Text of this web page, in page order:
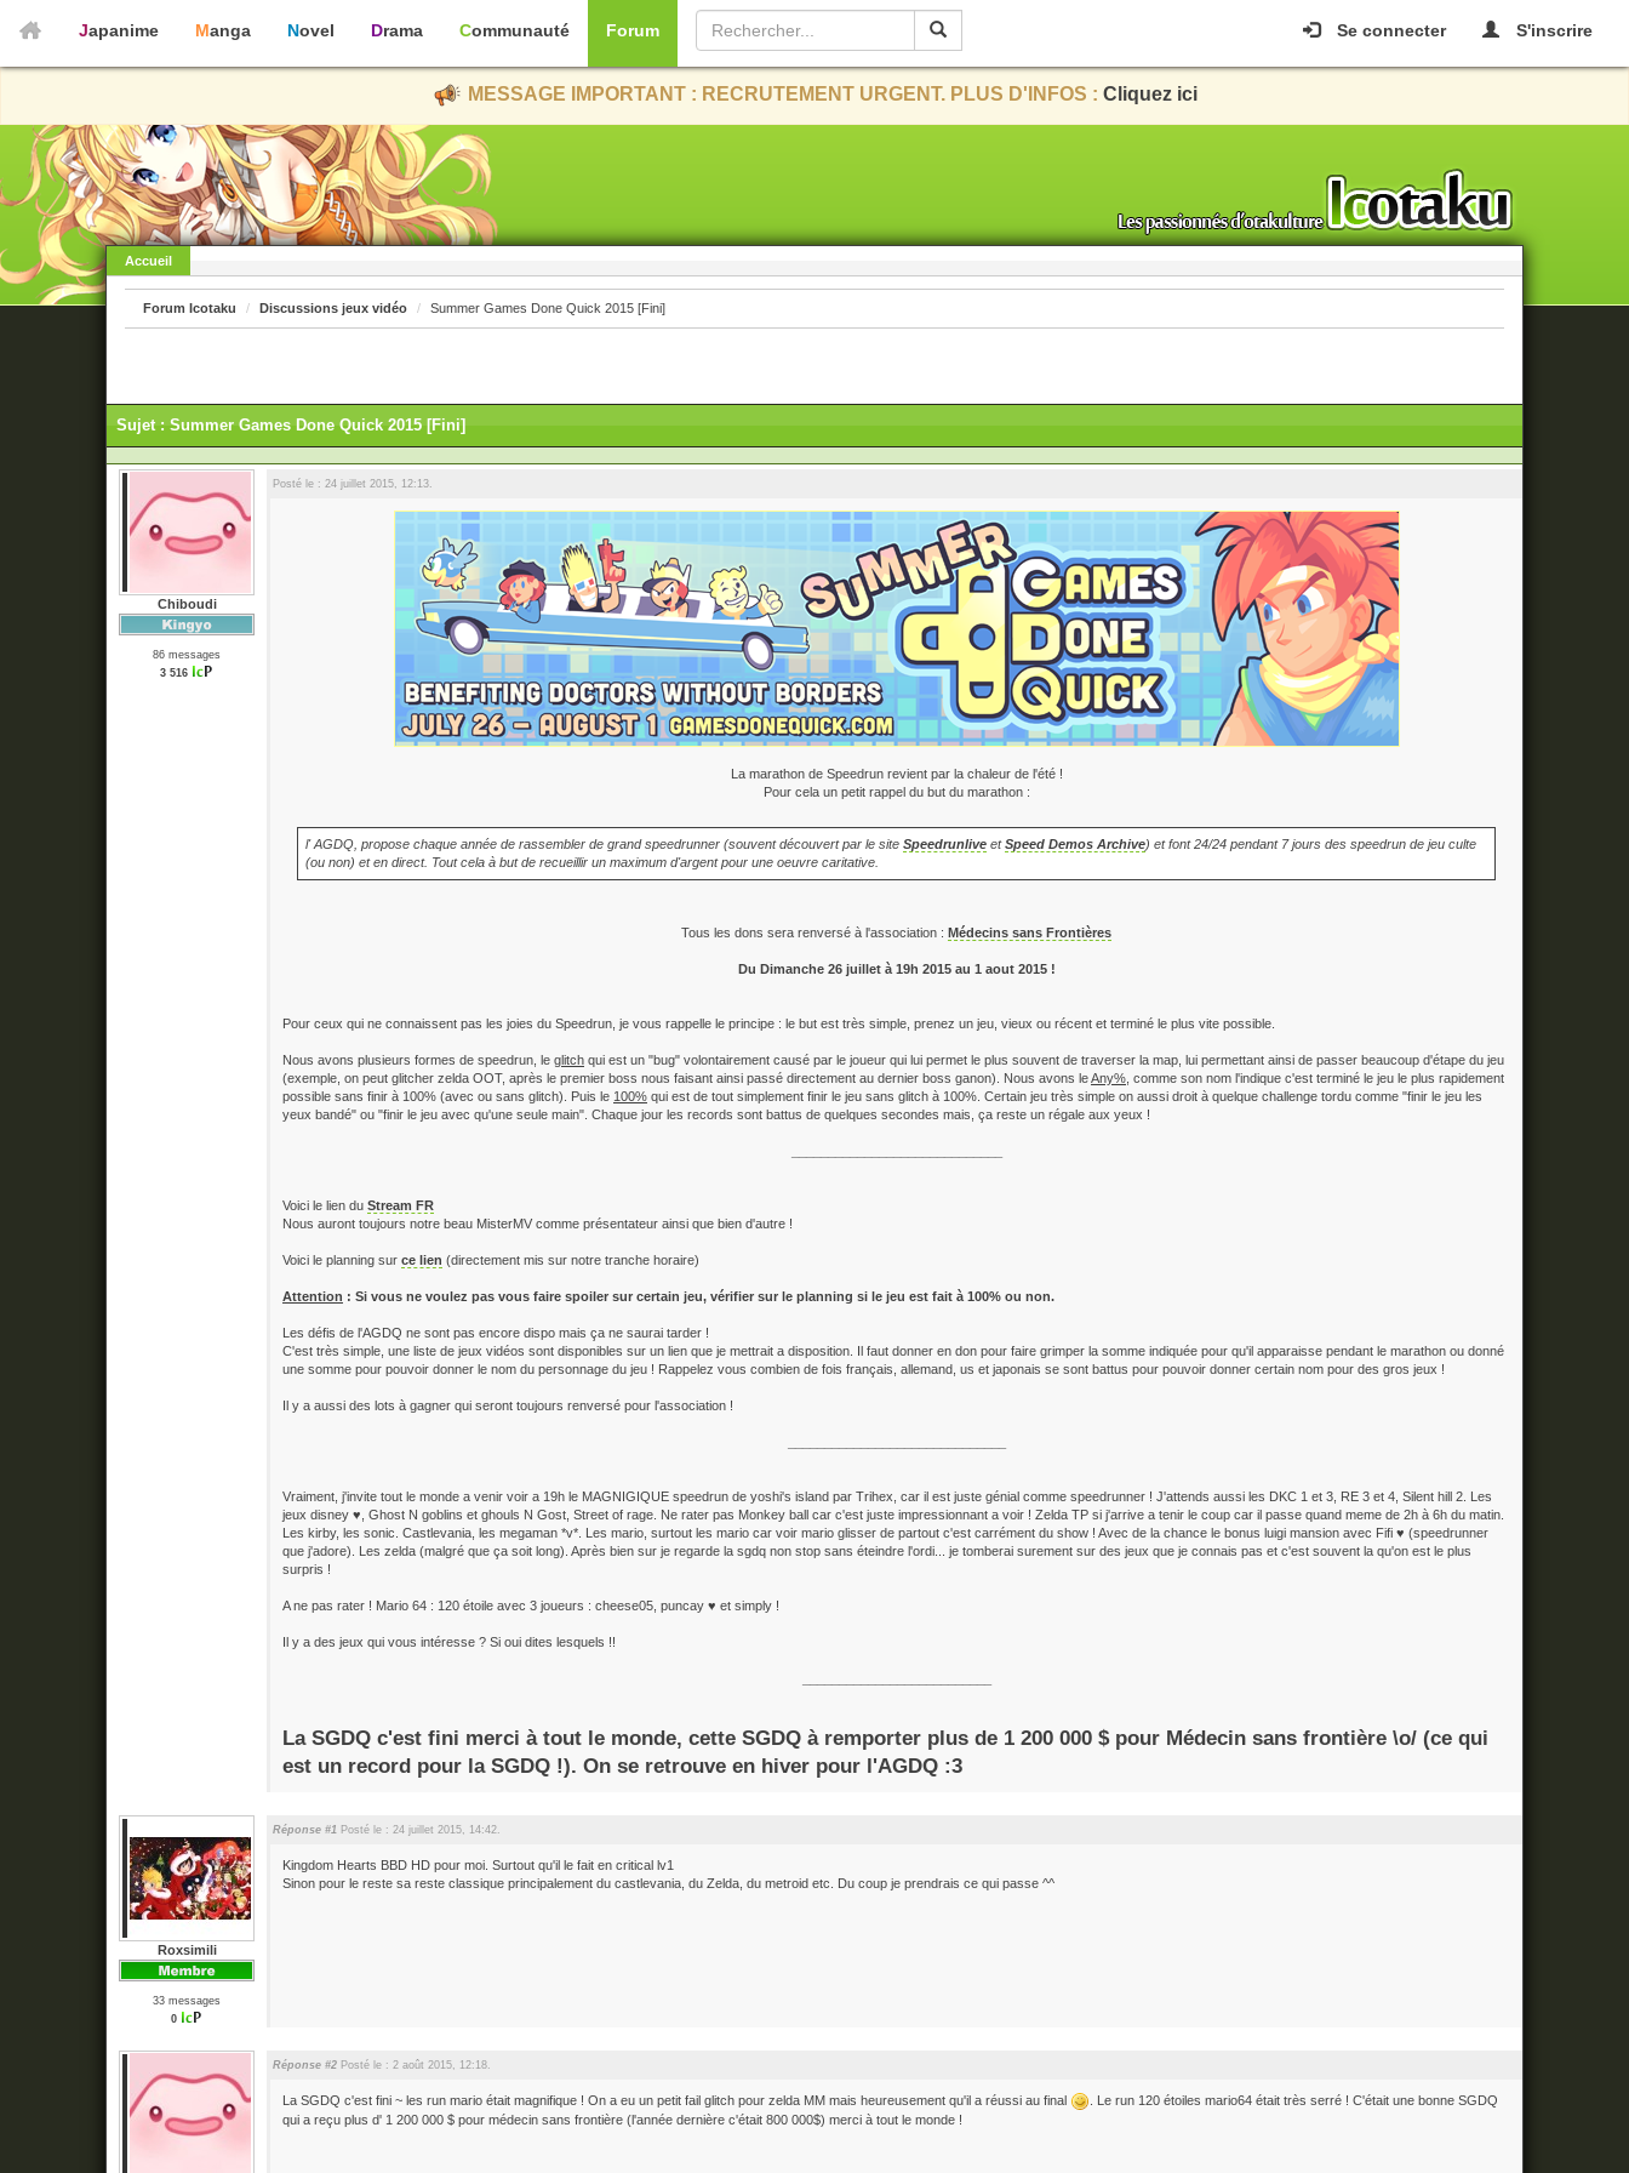
Se connecter S'inscrire
Japanime Manga Novel Drama Communauté Forum
MESSAGE IMPORTANT : RECRUTEMENT URGENT. PLUS D'INFOS : Cliquez ici
Accueil
Forum Icotaku Discussions jeux vidéo Summer Games Done Quick 2015 [Fini]
Sujet : Summer Games Done Quick 2015 [Fini]
Chiboudi
86 messages
3 516
Posté le : 24 juillet 2015, 12:13.
La marathon de Speedrun revient par la chaleur de l'été !
Pour cela un petit rappel du but du marathon :
l' AGDQ, propose chaque année de rassembler de grand speedrunner (souvent découvert par le site Speedrunlive etSpeed Demos Archive) et font 24/24 pendant 7 jours des speedrun de jeu culte
(ou non) et en direct. Tout cela à but de recueillir un maximum d'argent pour une oeuvre caritative.
Tous les dons sera renversé à l'association : Médecins sans Frontières
Du Dimanche 26 juillet à 19h 2015 au 1 aout 2015 !
Pour ceux qui ne connaissent pas les joies du Speedrun, je vous rappelle le principe : le but est très simple, prenez un jeu, vieux ou récent et terminé le plus vite possible.
Nous avons plusieurs formes de speedrun, le glitch qui est un "bug" volontairement causé par le joueur qui lui permet le plus souvent de traverser la map, lui permettant ainsi de passer beaucoup d'étape du jeu
(exemple, on peut glitcher zelda OOT, après le premier boss nous faisant ainsi passé directement au dernier boss ganon). Nous avons leAny% , comme son nom l'indique c'est terminé le jeu le plus rapidement
possible sans finir à 100% (avec ou sans glitch). Puis le 100% qui est de tout simplement finir le jeu sans glitch à 100%. Certain jeu très simple on aussi droit à quelque challenge tordu comme "finir le jeu les
yeux bandé" ou "finir le jeu avec qu'une seule main". Chaque jour les records sont battus de quelques secondes mais, ça reste un régale aux yeux !
Voici le lien du Stream FR
Nous auront toujours notre beau MisterMV comme présentateur ainsi que bien d'autre !
Voici le planning sur ce lien (directement mis sur notre tranche horaire)
Attention : Si vous ne voulez pas vous faire spoiler sur certain jeu, vérifier sur le planning si le jeu est fait à 100% ou non.
Les défis de l'AGDQ ne sont pas encore dispo mais ça ne saurai tarder !
C'est très simple, une liste de jeux vidéos sont disponibles sur un lien que je mettrait a disposition. Il faut donner en don pour faire grimper la somme indiquée pour qu'il apparaisse pendant le marathon ou donné
une somme pour pouvoir donner le nom du personnage du jeu ! Rappelez vous combien de fois français, allemand, us et japonais se sont battus pour pouvoir donner certain nom pour des gros jeux !
Il y a aussi des lots à gagner qui seront toujours renversé pour l'association !
Vraiment, j'invite tout le monde a venir voir a 19h le MAGNIGIQUE speedrun de yoshi's island par Trihex, car il est juste génial comme speedrunner ! J'attends aussi les DKC 1 et 3, RE 3 et 4, Silent hill 2. Les
jeux disney ♥, Ghost N goblins et ghouls N Gost, Street of rage. Ne rater pas Monkey ball car c'est juste impressionnant a voir ! Zelda TP si j'arrive a tenir le coup car il passe quand meme de 2h à 6h du matin.
Les kirby, les sonic. Castlevania, les megaman *v*. Les mario, surtout les mario car voir mario glisser de partout c'est carrément du show ! Avec de la chance le bonus luigi mansion avec Fifi ♥ (speedrunner
que j'adore). Les zelda (malgré que ça soit long). Après bien sur je regarde la sgdq non stop sans éteindre l'ordi... je tomberai surement sur des jeux que je connais pas et c'est souvent la qu'on est le plus
surpris !
A ne pas rater ! Mario 64 : 120 étoile avec 3 joueurs : cheese05, puncay ♥ et simply !
Il y a des jeux qui vous intéresse ? Si oui dites lesquels !!
La SGDQ c'est fini merci à tout le monde, cette SGDQ à remporter plus de 1 200 000 $ pour Médecin sans frontière \o/ (ce qui
est un record pour la SGDQ !). On se retrouve en hiver pour l'AGDQ :3
Roxsimili
33 messages
0
Réponse #1 Posté le : 24 juillet 2015, 14:42.
Kingdom Hearts BBD HD pour moi. Surtout qu'il le fait en critical lv1
Sinon pour le reste sa reste classique principalement du castlevania, du Zelda, du metroid etc. Du coup je prendrais ce qui passe ^^
Réponse #2 Posté le : 2 août 2015, 12:18.
La SGDQ c'est fini ~ les run mario était magnifique ! On a eu un petit fail glitch pour zelda MM mais heureusement qu'il a réussi au final
. Le run 120 étoiles mario64 était très serré ! C'était une bonne SGDQ
qui a reçu plus d' 1 200 000 $ pour médecin sans frontière (l'année dernière c'était 800 000$) merci à tout le monde !